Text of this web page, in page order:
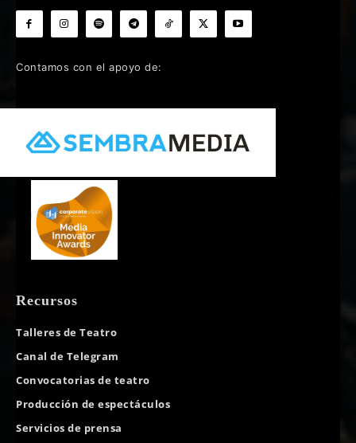
Contamos con el apoyo de:
Recursos
Talleres de Teatro
Canal de Telegram
Convocatorias de teatro
Producción de espectáculos
Servicios de prensa